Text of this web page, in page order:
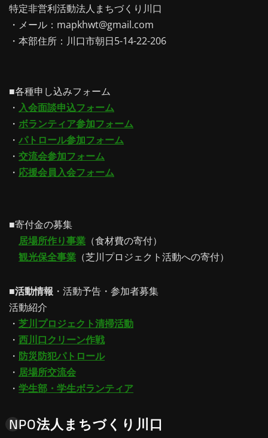
特定非営利活動法人まちづくり川口
・メール：mapkhwt@gmail.com
・本部住所：川口市朝日5-14-22-206
■各種申し込みフォーム
・ 入会面談申込フォーム
・ ボランティア参加フォーム
・ パトロール参加フォーム
・ 交流会参加フォーム
・ 応援会員入会フォーム
■寄付金の募集
居場所作り事業 （食材費の寄付）
観光保全事業 （芝川プロジェクト活動への寄付）
■活動情報 ・活動予告・参加者募集
活動紹介
・ 芝川プロジェクト清掃活動
・ 西川口クリーン作戦
・ 防災防犯パトロール
・ 居場所交流会
・ 学生部・学生ボランティア
NPO法人まちづくり川口